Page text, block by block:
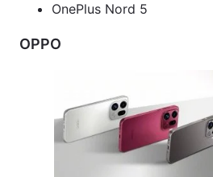
OnePlus Nord 5
OPPO